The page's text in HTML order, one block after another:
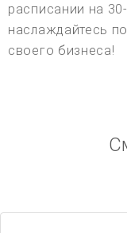
расписании на
наслаждайтесь
своего бизнеса!